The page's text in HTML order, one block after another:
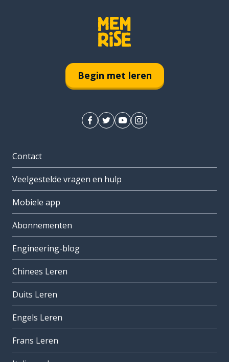
Begin met leren
Contact
Veelgestelde vragen en hulp
Mobiele app
Abonnementen
Engineering-blog
Chinees Leren
Duits Leren
Engels Leren
Frans Leren